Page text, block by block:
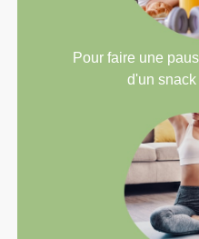
Pour faire une
d'un snack